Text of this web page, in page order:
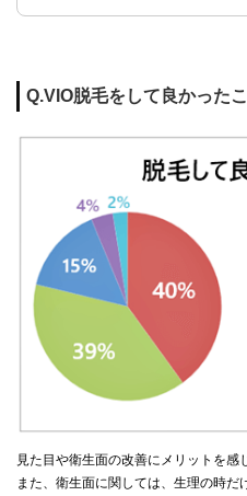
Q.VIO脱毛をして良かった
見た目や衛生面の改善にメリットを感
また、衛生面に関しては、生理の時